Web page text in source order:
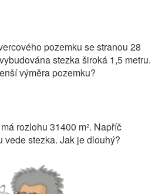
pozemku se stranou 28
stezka široká 1,5 metru.
výměra pozemku?
rozlohu 31400 m². Napříč
vede stezka. Jak je dlouhý?